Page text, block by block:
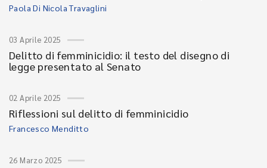
Paola Di Nicola Travaglini
03 Aprile 2025
Delitto di femminicidio: il testo del disegno di
legge presentato al Senato
02 Aprile 2025
Riflessioni sul delitto di femminicidio
Francesco Menditto
26 Marzo 2025